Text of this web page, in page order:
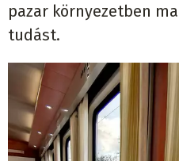
pazar környezetben
tudást.